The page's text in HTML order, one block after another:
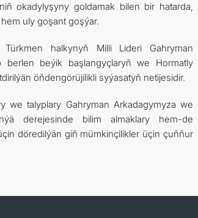
okadylyşyny goldamak bilen bir hatarda,
uly goşant goşýar.
halkynyň Milli Lideri Gahryman
berlen beýik başlangyçlaryň we Hormatly
öňdengörüjilikli syýasatyň netijesidir.
we talyplary Gahryman Arkadagymyza we
derejesinde bilim almaklary hem-de
döredilýän giň mümkinçilikler üçin çuňňur